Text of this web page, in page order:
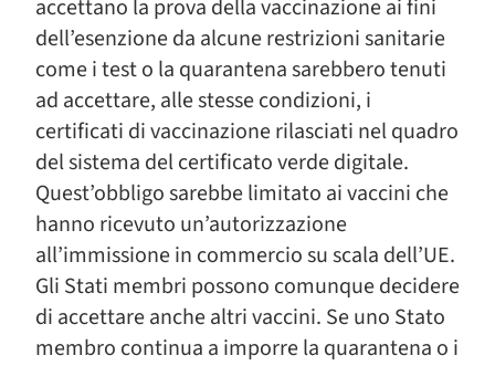
accettano la prova della vaccinazione ai fini
dell’esenzione da alcune restrizioni sanitarie
come i test o la quarantena sarebbero tenuti
ad accettare, alle stesse condizioni, i
certificati di vaccinazione rilasciati nel quadro
del sistema del certificato verde digitale.
Quest’obbligo sarebbe limitato ai vaccini che
hanno ricevuto un’autorizzazione
all’immissione in commercio su scala dell’UE.
Gli Stati membri possono comunque decidere
di accettare anche altri vaccini. Se uno Stato
membro continua a imporre la quarantena o i